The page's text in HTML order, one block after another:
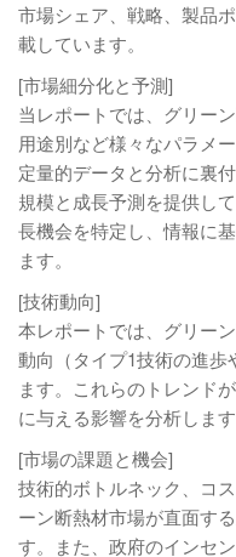
市場シェア、戦略、製品
載しています。
[市場細分化と予測]
当レポートでは、グリー
用途別など様々なパラメ
定量的データと分析に裏
規模と成長予測を提供し
長機会を特定し、情報に
ます。
[技術動向]
本レポートでは、グリー
動向（タイプ1技術の進歩
ます。これらのトレンド
に与える影響を分析します
[市場の課題と機会]
技術的ボトルネック、コ
ーン断熱材市場が直面す
す。また、政府のインセ